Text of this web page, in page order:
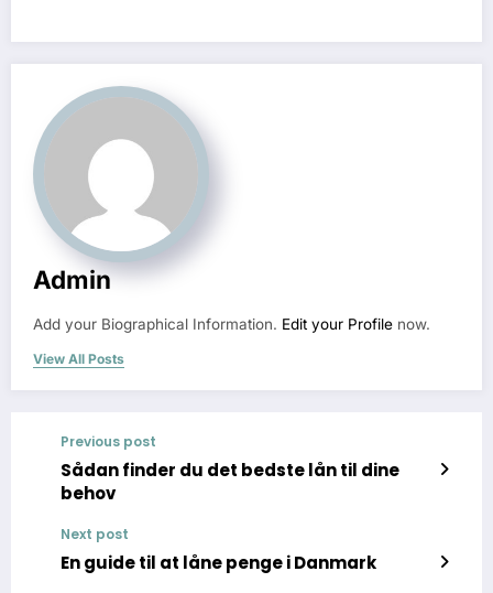
Admin
Add your Biographical Information. Edit your Profile now.
View All Posts
Previous post
Sådan finder du det bedste lån til dine
behov
Next post
En guide til at låne penge i Danmark